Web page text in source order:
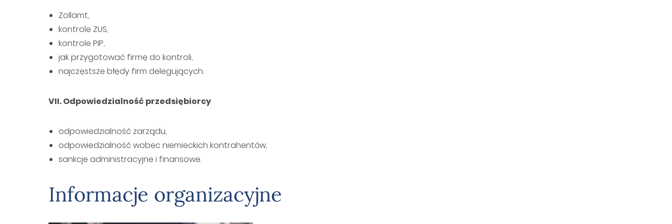
Zollamt,
kontrole ZUS,
kontrole PIP,
jak przygotować firmę do kontroli,
najczęstsze błędy firm delegujących.
VII. Odpowiedzialność przedsiębiorcy
odpowiedzialność zarządu,
odpowiedzialność wobec niemieckich kontrahentów,
sankcje administracyjne i finansowe.
Informacje organizacyjne